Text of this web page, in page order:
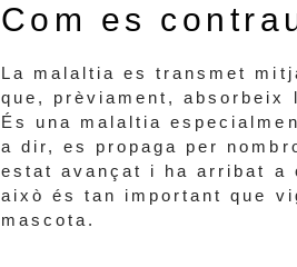
Com es
La malaltia es transmet
que, prèviament,
És una malaltia
a dir, es propaga per
estat avançat i ha arribat
això és tan important que
mascota.